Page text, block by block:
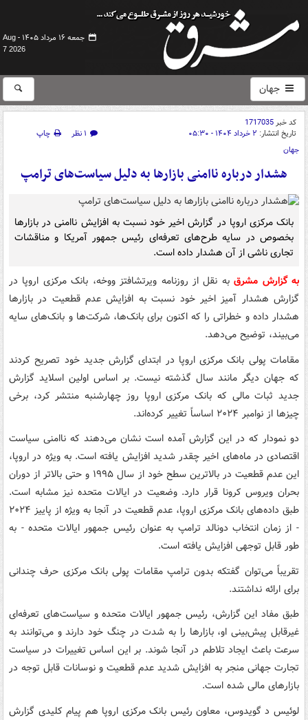
جمعه ۱۶ مرداد ۱۴۰۵ -
Aug
7 2026
جهان
کد خبر1717035
تاریخ انتشار: ۲ خرداد ۱۴۰۴ - ۰۵:۳۰ ۱ نظر
چاپ
جهان
هشدار درباره ناامنی بازارها به دلیل سیاست‌های ترامپ
بانک مرکزی اروپا در گزارش اخیر خود نسبت به افزایش ناامنی در بازارها
بخصوص در سایه طرح‌های تعرفه‌ای رئیس جمهور آمریکا و مناقشات
تجاری ناشی از آن هشدار داده است.
به گزارش مشرقبه نقل از روزنامه ویرتشافتز ووخه، بانک مرکزی اروپا در
گزارش هشدار آمیز اخیر خود نسبت به افزایش عدم قطعیت در بازارها
هشدار داده و خطراتی را که اکنون برای بانک‌ها، شرکت‌ها و بانک‌های سایه
می‌بیند، توضیح می‌دهد.
مقامات پولی بانک مرکزی اروپا در ابتدای گزارش جدید خود تصریح کردند
که جهان دیگر مانند سال گذشته نیست. بر اساس اولین اسلاید گزارش
جدید ثبات مالی که بانک مرکزی اروپا روز چهارشنبه منتشر کرد، برخی
چیزها از نوامبر ۲۰۲۴ اساساً تغییر کرده‌اند.
دو نمودار که در این گزارش آمده است نشان می‌دهند که ناامنی سیاست
اقتصادی در ماه‌های اخیر چقدر شدید افزایش یافته است. به ویژه در اروپا،
این عدم قطعیت در بالاترین سطح خود از سال ۱۹۹۵ و حتی بالاتر از دوران
بحران ویروس کرونا قرار دارد. وضعیت در ایالات متحده نیز مشابه است.
طبق داده‌های بانک مرکزی اروپا، عدم قطعیت در آنجا به ویژه از پاییز ۲۰۲۴
- از زمان انتخاب دونالد ترامپ به عنوان رئیس جمهور ایالات متحده - به
طور قابل توجهی افزایش یافته است.
تقریباً می‌توان گفتکه بدون ترامپ مقامات پولی بانک مرکزی حرف چندانی
برای ارائه نداشتند.
طبق مفاد این گزارش، رئیس جمهور ایالات متحده و سیاست‌های تعرفه‌ای
غیرقابل پیش‌بینی او، بازارها را به شدت در چنگ خود دارند و می‌توانند به
سرعت باعث ایجاد تلاطم در آنجا شوند. بر این اساس تغییرات در سیاست
تجارت جهانی منجر به افزایش شدید عدم قطعیت و نوسانات قابل توجه در
بازارهای مالی شده است.
لوئیس د گویدوس، معاون رئیس بانک مرکزی اروپا هم پیام کلیدی گزارش